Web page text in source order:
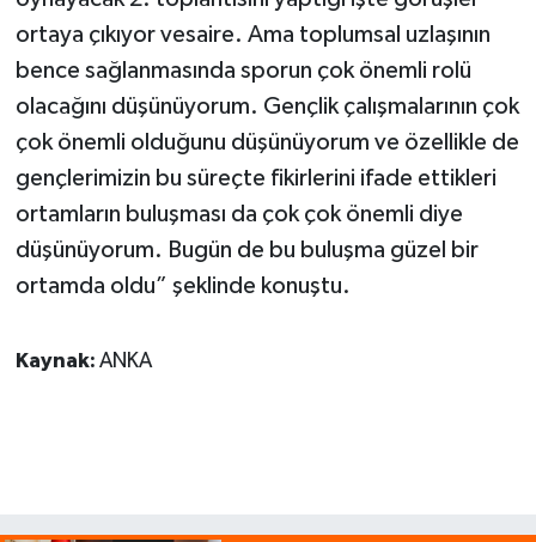
ortaya çıkıyor vesaire. Ama toplumsal uzlaşının
bence sağlanmasında sporun çok önemli rolü
olacağını düşünüyorum. Gençlik çalışmalarının çok
çok önemli olduğunu düşünüyorum ve özellikle de
gençlerimizin bu süreçte fikirlerini ifade ettikleri
ortamların buluşması da çok çok önemli diye
düşünüyorum. Bugün de bu buluşma güzel bir
ortamda oldu” şeklinde konuştu.
Kaynak: ANKA